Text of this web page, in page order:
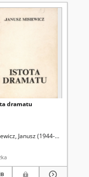
oryg.
dramatu
Janusz (1944-2015)